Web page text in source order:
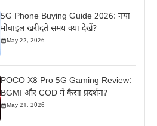
5G Phone Buying Guide 2026: नया
मोबाइल खरीदते समय क्या देखें?
May 22, 2026
POCO X8 Pro 5G Gaming Review:
BGMI और COD में कैसा प्रदर्शन?
May 21, 2026